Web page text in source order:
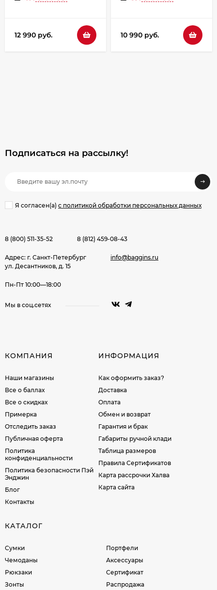
12 990 руб. 10 990 руб.
Подписаться на рассылкy!
Я согласен(a) с политикой обработки персональных данных
8 (800) 511-35-52 8 (812) 459-08-43
Адрес: г. Санкт-Петербург
ул. Десантников, д. 15
info@baggins.ru
Пн-Пт 10:00—18:00
Мы в соц.сетях
КОМПАНИЯ
Наши магазины
Все о баллах
Все о скидках
Примерка
Отследить заказ
Публичная оферта
Политика
конфиденциальности
Политика безопасности Пэй
Энджин
Блог
Контакты
ИНФОРМАЦИЯ
Как оформить заказ?
Доставка
Оплата
Обмен и возврат
Гарантия и брак
Габариты ручной клади
Таблица размеров
Правила Сертификатов
Карта рассрочки Халва
Карта сайта
КАТАЛОГ
Сумки
Чемоданы
Рюкзаки
Зонты
Портфели
Аксессуары
Сертификат
Распродажа